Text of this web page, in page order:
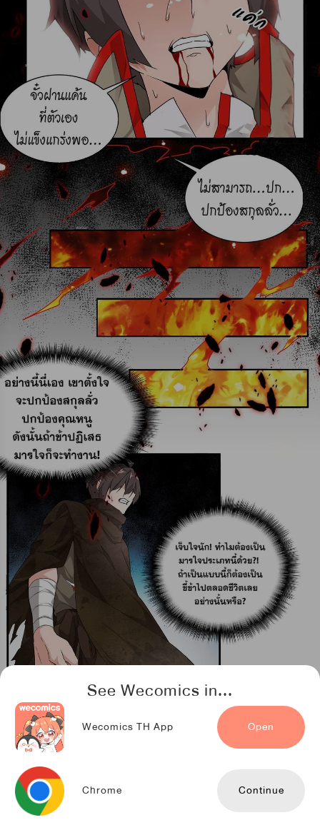
See Wecomics in...
Wecomics TH App Open
Chrome Continue